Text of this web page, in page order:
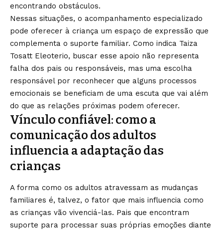
encontrando obstáculos.
Nessas situações, o acompanhamento especializado
pode oferecer à criança um espaço de expressão que
complementa o suporte familiar. Como indica Taiza
Tosatt Eleoterio, buscar esse apoio não representa
falha dos pais ou responsáveis, mas uma escolha
responsável por reconhecer que alguns processos
emocionais se beneficiam de uma escuta que vai além
do que as relações próximas podem oferecer.
Vínculo confiável: como a
comunicação dos adultos
influencia a adaptação das
crianças
A forma como os adultos atravessam as mudanças
familiares é, talvez, o fator que mais influencia como
as crianças vão vivenciá-las. Pais que encontram
suporte para processar suas próprias emoções diante